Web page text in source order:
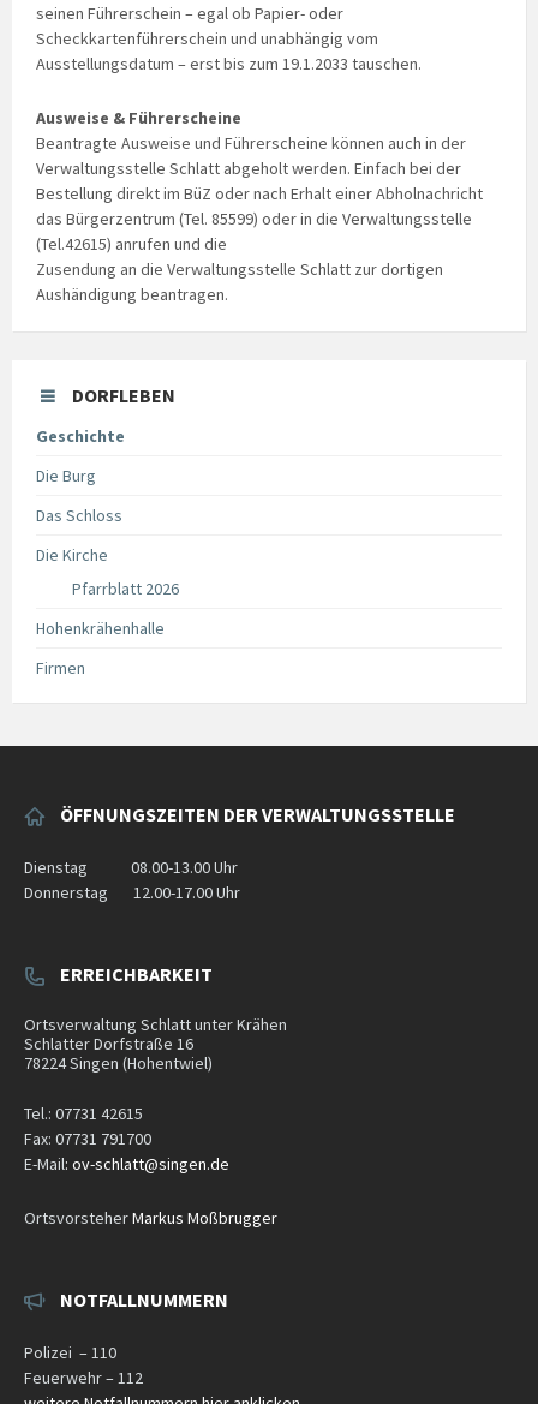
seinen Führerschein – egal ob Papier- oder
Scheckkartenführerschein und unabhängig vom
Ausstellungsdatum – erst bis zum 19.1.2033 tauschen.
Ausweise & Führerscheine
Beantragte Ausweise und Führerscheine können auch in der
Verwaltungsstelle Schlatt abgeholt werden. Einfach bei der
Bestellung direkt im BüZ oder nach Erhalt einer Abholnachricht
das Bürgerzentrum (Tel. 85599) oder in die Verwaltungsstelle
(Tel.42615) anrufen und die
Zusendung an die Verwaltungsstelle Schlatt zur dortigen
Aushändigung beantragen.
DORFLEBEN
Geschichte
Die Burg
Das Schloss
Die Kirche
Pfarrblatt 2026
Hohenkrähenhalle
Firmen
ÖFFNUNGSZEITEN DER VERWALTUNGSSTELLE
Dienstag 08.00-13.00Uhr
Donnerstag 12.00-17.00Uhr
ERREICHBARKEIT
Ortsverwaltung Schlatt unter Krähen
Schlatter Dorfstraße 16
78224Singen (Hohentwiel)
Tel.: 07731 42615
Fax: 07731 791700
E-Mail: ov-schlatt@singen.de
OrtsvorsteherMarkus Moßbrugger
NOTFALLNUMMERN
Polizei – 110
Feuerwehr – 112